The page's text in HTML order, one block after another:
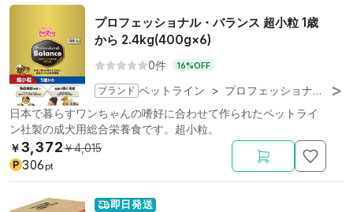
プロフェッショナル・バランス 超小粒 1歳
から 2.4kg(400g×6)
0件 16%OFF
ブランド ペットライン > プロフェッショナル・バランス
日本で暮らすワンちゃんの嗜好に合わせて作られたペットライ
ン社製の成犬用総合栄養食です。超小粒。
￥3,372￥4,015
P 306 pt
即日発送